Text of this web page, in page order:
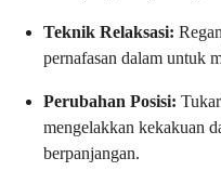
Teknik Relaksasi:
pernafasan dalam untuk
Perubahan Posisi:
mengelakkan kekakuan
berpanjangan.